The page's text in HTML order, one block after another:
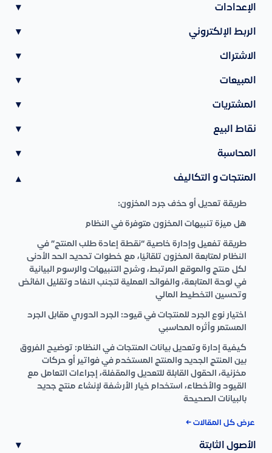
الإعدادات ▾
الربط الإلكتروني ▾
الاشتراك ▾
المبيعات ▾
المشتريات ▾
نقاط البيع ▾
المحاسبة ▾
المنتجات و التكاليف ▾
طريقة تعديل أو حذف جرد المخزون:
هل ميزة تنبيهات المخزون متوفرة في النظام
طريقة تفعيل وإدارة خاصية “نقطة إعادة طلب المنتج” في
النظام لمتابعة المخزون تلقائيًا، مع خطوات تحديد الحد الأدنى
لكل منتج والموقع المرتبط، وشرح التنبيهات والرسوم البيانية
في لوحة المتابعة، والفوائد العملية لتجنب النفاد وتقليل الفائض
وتحسين التخطيط المالي
اختيار نوع الجرد للمنتجات في قيود: الجرد الدوري مقابل الجرد
المستمر وأثره المحاسبي
كيفية إدارة وتعديل بيانات المنتجات في النظام: توضيح الفروق
بين المنتج الجديد والمنتج المستخدم في فواتير أو حركات
مخزنية، الحقول القابلة للتعديل والمقفلة، إجراءات التعامل مع
القيود والأخطاء، استخدام خيار الأرشفة لإنشاء منتج جديد
بالبيانات الصحيحة
عرض كل المقالات ←
الأصول الثابتة ▾